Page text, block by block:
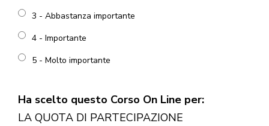
3 - Abbastanza importante
4 - Importante
5 - Molto importante
Ha scelto questo Corso On Line per:
LA QUOTA DI PARTECIPAZIONE